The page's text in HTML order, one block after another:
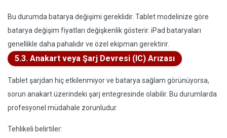
Bu durumda batarya değişimi gereklidir. Tablet modelinize göre
batarya değişim fiyatları değişkenlik gösterir. iPad bataryaları
genellikle daha pahalıdır ve özel ekipman gerektirir.
5.3. Anakart veya Şarj Devresi (IC) Arızası
Tablet şarjdan hiç etkilenmiyor ve batarya sağlam görünüyorsa,
sorun anakart üzerindeki şarj entegresinde olabilir. Bu durumlarda
profesyonel müdahale zorunludur.
Tehlikeli belirtiler: